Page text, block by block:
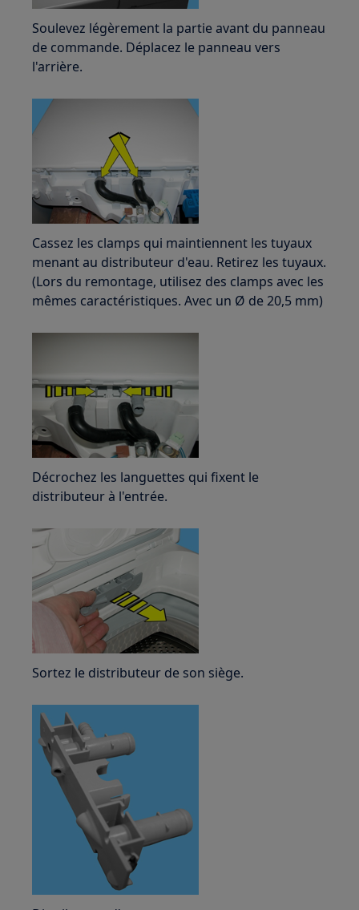
Soulevez légèrement la partie avant du panneau
de commande. Déplacez le panneau vers
l'arrière.
Cassez les clamps qui maintiennent les tuyaux
menant au distributeur d'eau. Retirez les tuyaux.
(Lors du remontage, utilisez des clamps avec les
mêmes caractéristiques. Avec un Ø de 20,5 mm)
Décrochez les languettes qui fixent le
distributeur à l'entrée.
Sortez le distributeur de son siège.